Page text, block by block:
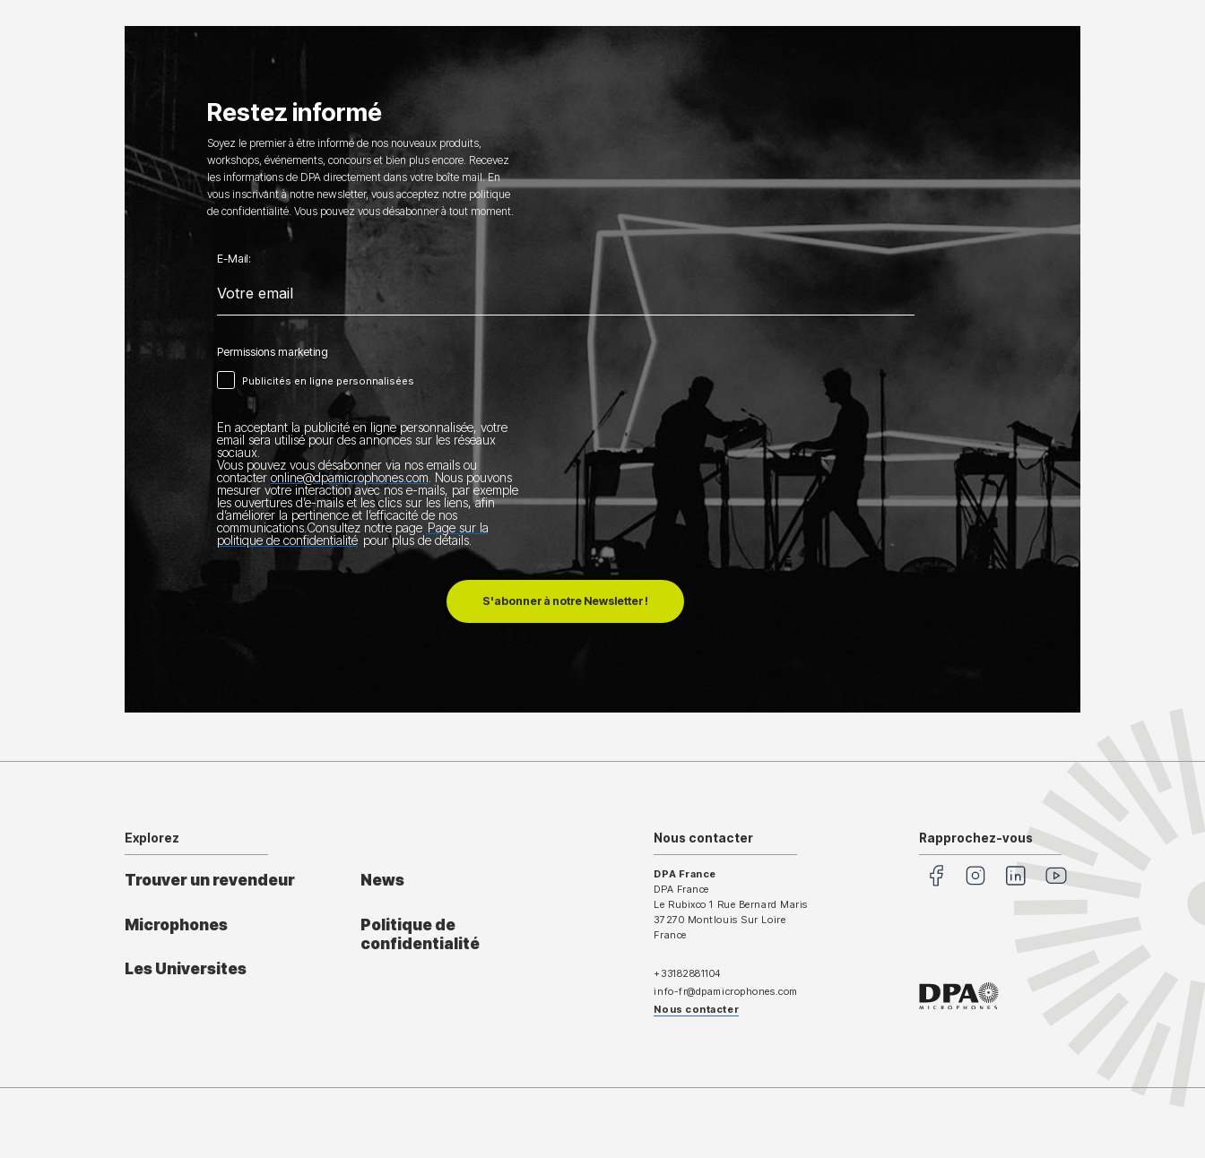
Restez informé
Soyez le premier à être informé de nos nouveaux produits,
workshops, événements, concours et bien plus encore. Recevez
les informations de DPA directement dans votre boîte mail. En
vous inscrivant à notre newsletter, vous acceptez notre politique
de confidentialité. Vous pouvez vous désabonner à tout moment.
E-Mail:
Permissions marketing
Publicités en ligne personnalisées
En acceptant la publicité en ligne personnalisée, votre
email sera utilisé pour des annonces sur les réseaux
sociaux.
Vous pouvez vous désabonner via nos emails ou
contacter online@dpamicrophones.com Nous pouvons
mesurer votre interaction avec nos e-mails, par exemple
les ouvertures d’e-mails et les clics sur les liens, afin
d’améliorer la pertinence et l’efficacité de nos
communications.Consultez notre page Page sur la
politique de confidentialitépour plus de détails.
S'abonner à notre Newsletter !
Explorez
Trouver un revendeur News
Microphones
Politique de
confidentialité
Les Universites
Nous contacter
DPA France
DPA France
Le Rubixco 1 Rue Bernard Maris
37270 Montlouis Sur Loire
France
+33182881104
info-fr@dpamicrophones.com
Nous contacter
Rapprochez-vous